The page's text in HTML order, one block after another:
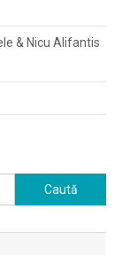
& Nicu Alifantis
Caută
după: